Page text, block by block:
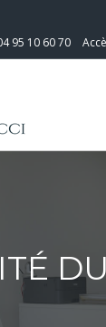
95 10 60 70